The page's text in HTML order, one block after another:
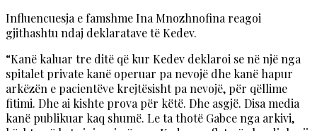
Influencuesja e famshme Ina Mnozhnofina reagoi
gjithashtu ndaj deklaratave të Kedev.
“Kanë kaluar tre ditë që kur Kedev deklaroi se në një nga
spitalet private kanë operuar pa nevojë dhe kanë hapur
arkëzën e pacientëve krejtësisht pa nevojë, për qëllime
fitimi. Dhe ai kishte prova për këtë. Dhe asgjë. Disa media
kanë publikuar kaq shumë. Le ta thotë Gabce nga arkivi,